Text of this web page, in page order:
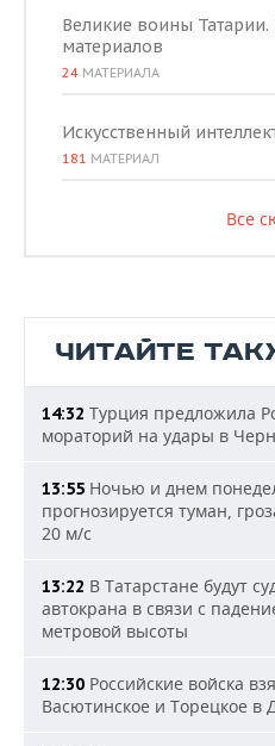
Великие воины Татарии.
материалов
24 МАТЕРИАЛА
Искусственный
181 МАТЕРИАЛ
Все
ЧИТАЙТЕ
14:32 Турция предложила
мораторий на удары в
13:55 Ночью и днем
прогнозируется туман,
20 м/с
13:22 В Татарстане будут
автокрана в связи с
метровой высоты
12:30 Российские войска
Васютинское и Торецкое в